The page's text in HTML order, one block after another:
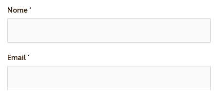
Nome *
Email*